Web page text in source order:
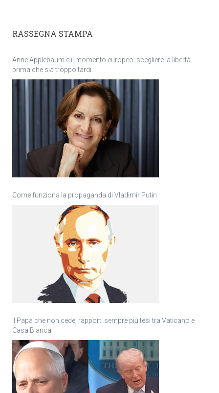
RASSEGNA STAMPA
Anne Applebaum e il momento europeo: scegliere la libertà
prima che sia troppo tardi
Come funziona la propaganda di Vladimir Putin
Il Papa che non cede, rapporti sempre più tesi tra Vaticano e
Casa Bianca